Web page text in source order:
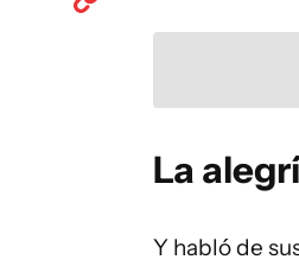
La
Y habló de